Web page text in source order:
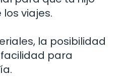
viajes.
la posibilidad
para